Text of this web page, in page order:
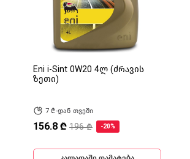
Eni i-Sint 0W20 4ლ (ძრავის
ზეთი)
7 ₾-დან თვეში
156.8 ₾ 196 ₾ -20%